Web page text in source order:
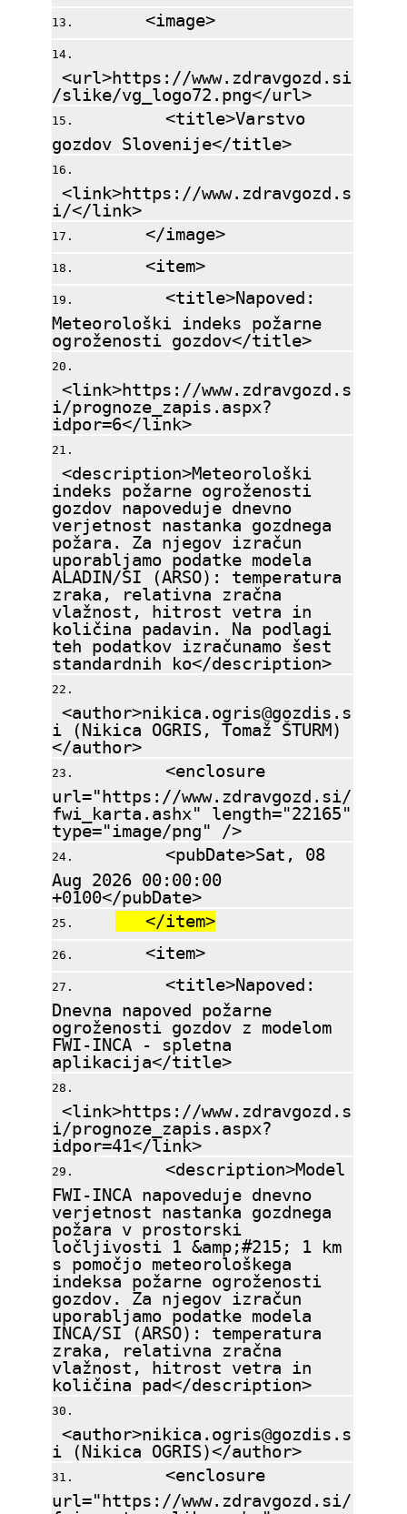
<image>
<url>https://www.zdravgozd.si
/slike/vg_logo72.png</url>
<title>Varstvo
gozdov Slovenije</title>
<link>https://www.zdravgozd.s
i/</link>
</image>
<item>
<title>Napoved:
Meteorološki indeks požarne
ogroženosti gozdov</title>
<link>https://www.zdravgozd.s
i/prognoze_zapis.aspx?
idpor=6</link>
<description>Meteorološki
indeks požarne ogroženosti
gozdov napoveduje dnevno
verjetnost nastanka gozdnega
požara. Za njegov izračun
uporabljamo podatke modela
ALADIN/SI (ARSO): temperatura
zraka, relativna zračna
vlažnost, hitrost vetra in
količina padavin. Na podlagi
teh podatkov izračunamo šest
standardnih ko</description>
<author>nikica.ogris@gozdis.s
i (Nikica OGRIS, Tomaž ŠTURM)
</author>
<enclosure
url="https://www.zdravgozd.si/
fwi_karta.ashx" length="22165"
type="image/png" />
<pubDate>Sat, 08
Aug 2026 00:00:00
+0100</pubDate>
</item>
<item>
<title>Napoved:
Dnevna napoved požarne
ogroženosti gozdov z modelom
FWI-INCA - spletna
aplikacija</title>
<link>https://www.zdravgozd.s
i/prognoze_zapis.aspx?
idpor=41</link>
<description>Model
FWI-INCA napoveduje dnevno
verjetnost nastanka gozdnega
požara v prostorski
ločljivosti 1 &amp;#215; 1 km
s pomočjo meteorološkega
indeksa požarne ogroženosti
gozdov. Za njegov izračun
uporabljamo podatke modela
INCA/SI (ARSO): temperatura
zraka, relativna zračna
vlažnost, hitrost vetra in
količina pad</description>
<author>nikica.ogris@gozdis.s
i (Nikica OGRIS)</author>
<enclosure
url="https://www.zdravgozd.si/